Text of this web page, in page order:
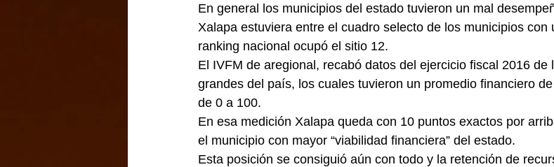
En general los municipios del estado tuvieron un mal
Xalapa estuviera entre el cuadro selecto de los municipios con
ranking nacional ocupó el sitio 12.
El IVFM de aregional, recabó datos del ejercicio fiscal 2016 de
grandes del país, los cuales tuvieron un promedio financiero
de 0 a 100.
En esa medición Xalapa queda con 10 puntos exactos por
el municipio con mayor “viabilidad financiera” del estado.
Esta posición se consiguió aún con todo y la retención de